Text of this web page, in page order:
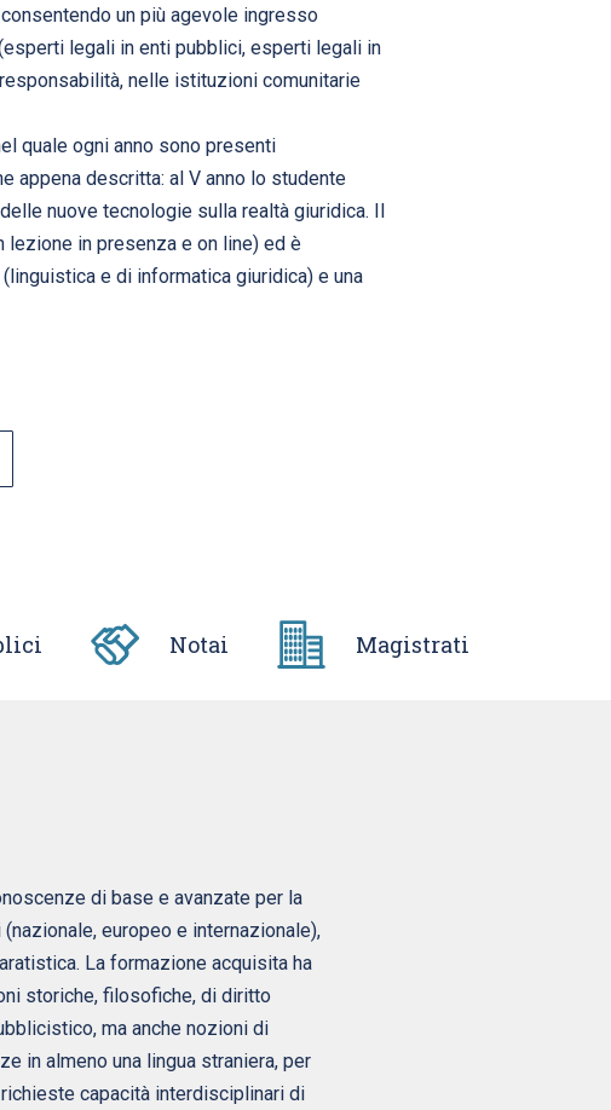
un più agevole ingresso
legali in enti pubblici, esperti legali in
nelle istituzioni comunitarie
quale ogni anno sono presenti
appena descritta: al V anno lo studente
nuove tecnologie sulla realtà giuridica. Il
in presenza e on line) ed è
e di informatica giuridica) e una
Notai Magistrati
di base e avanzate per la
europeo e internazionale),
La formazione acquisita ha
storiche, filosofiche, di diritto
ma anche nozioni di
in almeno una lingua straniera, per
capacità interdisciplinari di